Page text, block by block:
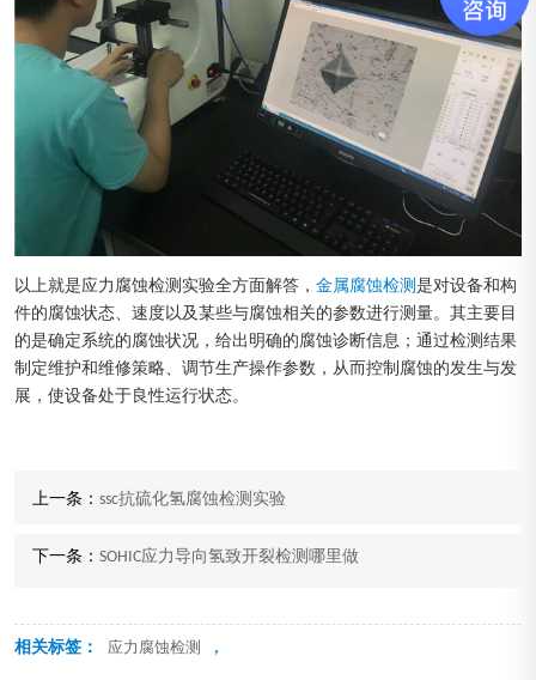
以上就是应力腐蚀检测实验全方面解答， 金属腐蚀检测是对设备和构
件的腐蚀状态、速度以及某些与腐蚀相关的参数进行测量。其主要目
的是确定系统的腐蚀状况，给出明确的腐蚀诊断信息；通过检测结果
制定维护和维修策略、调节生产操作参数，从而控制腐蚀的发生与发
展，使设备处于良性运行状态。
上一条： ssc抗硫化氢腐蚀检测实验
下一条： SOHIC应力导向氢致开裂检测哪里做
相关标签： 应力腐蚀检测 ,